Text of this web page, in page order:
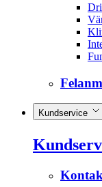
Kundservice